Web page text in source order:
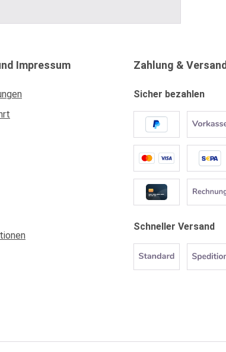
Impressum Zahlung & Versand
Sicher bezahlen
Schneller Versand